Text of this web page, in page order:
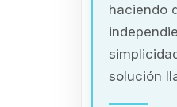
haciendo
solución